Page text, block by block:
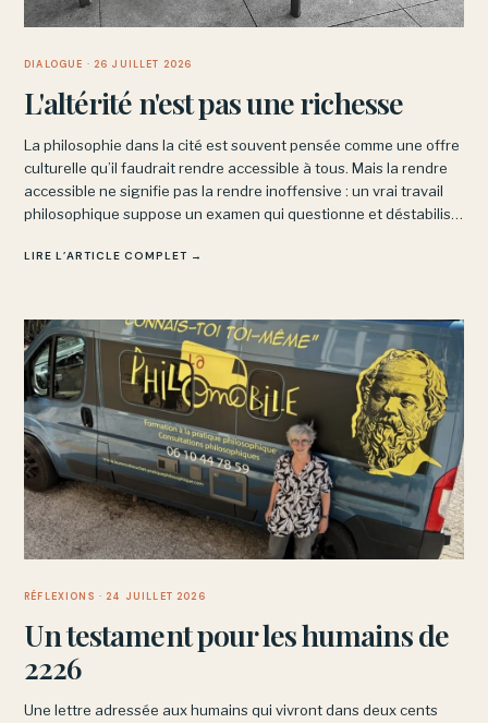
DIALOGUE · 26 JUILLET 2026
L'altérité n'est pas une richesse
La philosophie dans la cité est souvent pensée comme une offre
culturelle qu’il faudrait rendre accessible à tous. Mais la rendre
accessible ne signifie pas la rendre inoffensive : un vrai travail
philosophique suppose un examen qui questionne et déstabilise,
LIRE L’ARTICLE COMPLET →
RÉFLEXIONS · 24 JUILLET 2026
Un testament pour les humains de
2226
Une lettre adressée aux humains qui vivront dans deux cents